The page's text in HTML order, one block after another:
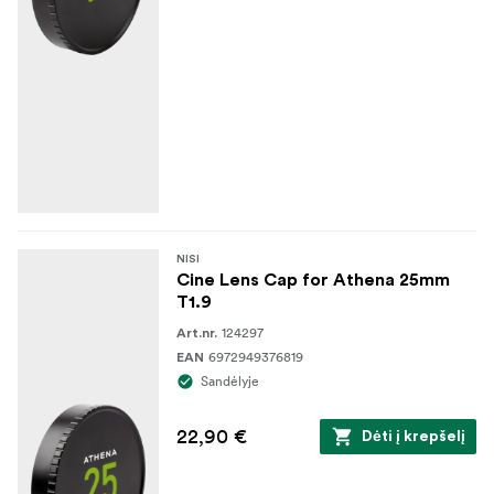
nepriekaištingą būklę.
Leiskite savo objektyvams išlikti puikios būklės,
NISI
Cine Lens Cap for Athena 25mm
T1.9
Art.nr. 124297
EAN 6972949376819
Sandėlyje
22,90 € Dėti į krepšelį